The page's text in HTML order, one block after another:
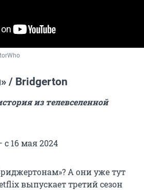
/ Bridgerton
из телевселенной
16 мая 2024
А они уже тут
выпускает третий сезон